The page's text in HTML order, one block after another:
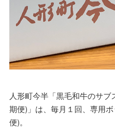
人形町今半「黒毛和牛のサ
期便)」は、毎月１回、専用
便)。